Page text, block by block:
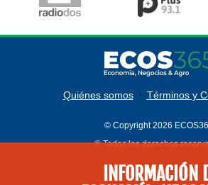
Quiénes somos · Términos y
© Copyright 2026
® Todos los derechos
INFORMACIÓN